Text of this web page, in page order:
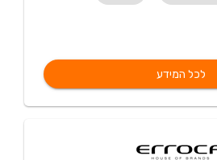
לכל המידע